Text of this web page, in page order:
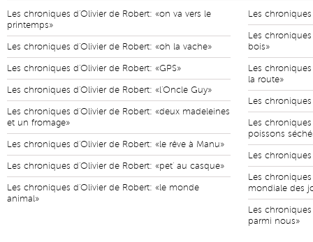
Les chroniques d'Olivier de Robert: «on va vers le
printemps»
Les chroniques d'Olivier de Robert: «oh la vache»
Les chroniques d'Olivier de Robert: «GPS»
Les chroniques d'Olivier de Robert: «l'Oncle Guy»
Les chroniques d'Olivier de Robert: «deux madeleines
et un fromage»
Les chroniques d'Olivier de Robert: «le rêve à Manu»
Les chroniques d'Olivier de Robert: «pet' au casque»
Les chroniques d'Olivier de Robert: «le monde
animal»
Les
Les
bois»
Les
la route»
Les
Les
poissons
Les
Les
mondiale des
Les
parmi nous»